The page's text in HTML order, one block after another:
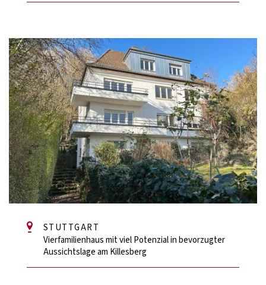
STUTTGART
Vierfamilienhaus mit viel Potenzial in bevorzugter
Aussichtslage am Killesberg